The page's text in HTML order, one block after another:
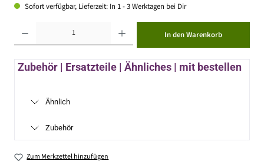
Sofort verfügbar, Lieferzeit: In 1 - 3 Werktagen bei Dir
In den Warenkorb
Zubehör | Ersatzteile | Ähnliches | mit bestellen
Ähnlich
Zubehör
Zum Merkzettel hinzufügen